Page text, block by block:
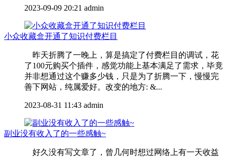
2023-09-09 20:21 admin
小众收藏盒开通了知识付费栏目
昨天折腾了一晚上，算是搞定了付费栏目的调试，花
了100元购买个插件，感觉功能上基本满足了需求，毕竟
并非想通过这个赚多少钱，只是为了折腾一下，慢慢完
善下网站，纯属爱好。改变的地方: &...
2023-08-31 11:43 admin
副业没有收入了的一些感触~
好久没有写文章了，曾几何时想过网络上有一天收益